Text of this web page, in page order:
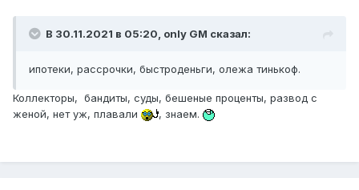
В 30.11.2021 в 05:20, only GM сказал:
ипотеки, рассрочки, быстроденьги, олежа тинькоф.
Коллекторы, бандиты, суды, бешеные проценты, развод с
женой, нет уж, плавали
, знаем.